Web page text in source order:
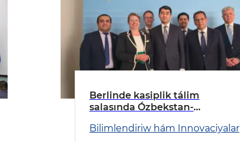
Berlinde kasiplik tálim
salasında Ózbekstan-
Bilimlendiriw hám Innovaciyalar